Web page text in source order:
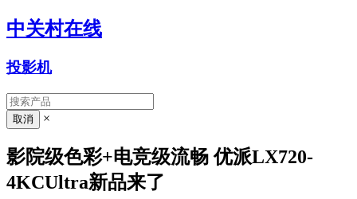
中关村在线
投影机
×
影院级色彩+电竞级流畅 优派LX720-
4KCUltra新品来了